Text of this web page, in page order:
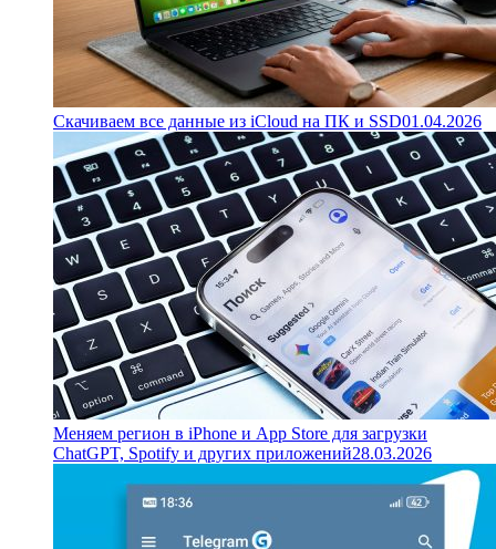
Скачиваем все данные из iCloud на ПК и SSD01.04.2026
Меняем регион в iPhone и App Store для загрузки
ChatGPT, Spotify и других приложений28.03.2026